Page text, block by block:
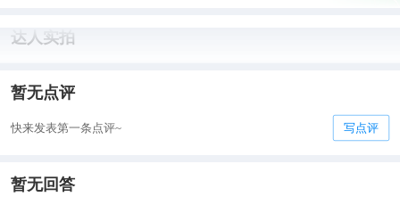
达人实拍
暂无点评
快来发表第一条点评~ 写点评
暂无回答